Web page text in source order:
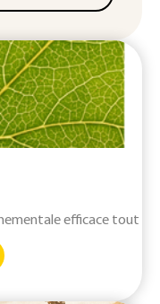
efficace tout